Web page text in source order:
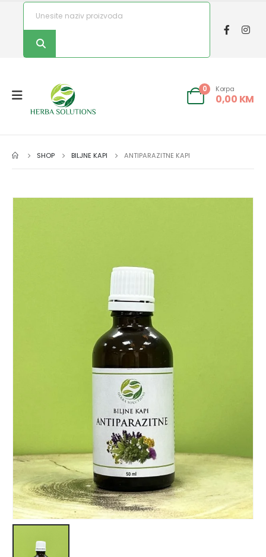
0 Korpa
0,00 KM
SHOP BILJNE KAPI ANTIPARAZITNE KAPI